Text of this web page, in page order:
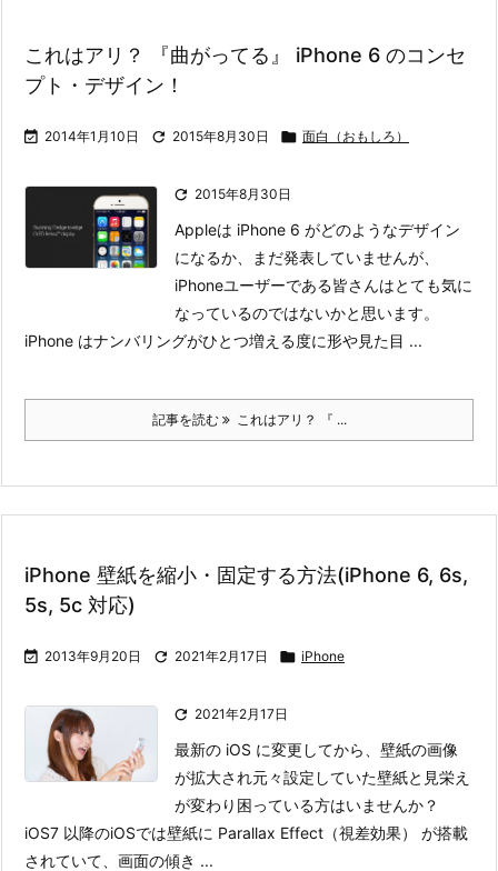
これはアリ？ 『曲がってる』 iPhone 6 のコンセ
プト・デザイン！
 2014年1月10日  2015年8月30日  面白（おもしろ）
 2015年8月30日
Appleは iPhone 6 がどのようなデザイン
になるか、まだ発表していませんが、
iPhoneユーザーである皆さんはとても気に
なっているのではないかと思います。
iPhone はナンバリングがひとつ増える度に形や見た目 ...
記事を読む これはアリ？ 『 ...
iPhone 壁紙を縮小・固定する方法(iPhone 6, 6s,
5s, 5c 対応)
 2013年9月20日  2021年2月17日  iPhone
 2021年2月17日
最新の iOS に変更してから、壁紙の画像
が拡大され元々設定していた壁紙と見栄え
が変わり困っている方はいませんか？
iOS7 以降のiOSでは壁紙に Parallax Effect（視差効果） が搭載
されていて、画面の傾き ...